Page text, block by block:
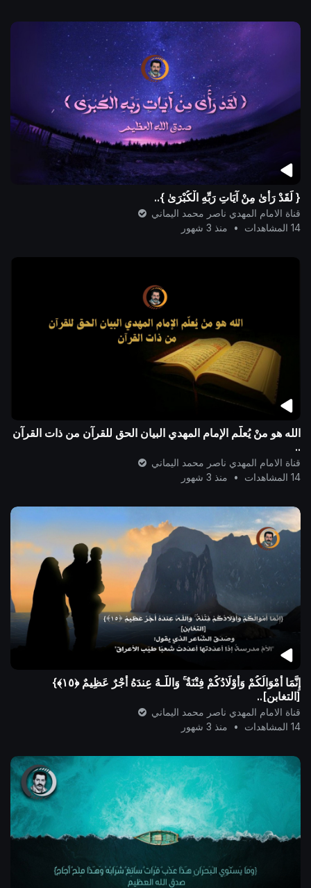
{ لَقَدْ رَ‌أَىٰ مِنْ آيَاتِ رَ‌بِّهِ الْكُبْرَ‌ىٰ }..
قناة الامام المهدي ناصر محمد اليماني
14 المشاهدات
• منذ 3 شهور
الله هو منْ يُعلّم الإمام المهدي البيان الحق للقرآن من ذات القرآن
..
قناة الامام المهدي ناصر محمد اليماني
14 المشاهدات
• منذ 3 شهور
إِنَّمَا أَمْوَالُكُمْ وَأَوْلَادُكُمْ فِتْنَةٌ ۚ وَاللَّـهُ عِندَهُ أَجْرٌ عَظِيمٌ ﴿١٥﴾}
[التغابن]..
قناة الامام المهدي ناصر محمد اليماني
14 المشاهدات
• منذ 3 شهور